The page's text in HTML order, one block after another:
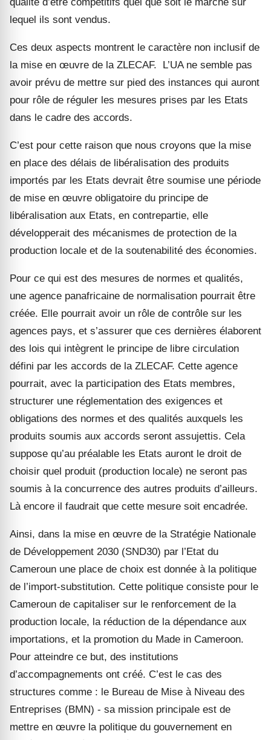
lequel ils sont vendus.
Ces deux aspects montrent le caractère non inclusif de
la mise en œuvre de la ZLECAF. L’UA ne semble pas
avoir prévu de mettre sur pied des instances qui auront
pour rôle de réguler les mesures prises par les Etats
dans le cadre des accords.
C’est pour cette raison que nous croyons que la mise
en place des délais de libéralisation des produits
importés par les Etats devrait être soumise une période
de mise en œuvre obligatoire du principe de
libéralisation aux Etats, en contrepartie, elle
développerait des mécanismes de protection de la
production locale et de la soutenabilité des économies.
Pour ce qui est des mesures de normes et qualités,
une agence panafricaine de normalisation pourrait être
créée. Elle pourrait avoir un rôle de contrôle sur les
agences pays, et s’assurer que ces dernières élaborent
des lois qui intègrent le principe de libre circulation
défini par les accords de la ZLECAF. Cette agence
pourrait, avec la participation des Etats membres,
structurer une réglementation des exigences et
obligations des normes et des qualités auxquels les
produits soumis aux accords seront assujettis. Cela
suppose qu’au préalable les Etats auront le droit de
choisir quel produit (production locale) ne seront pas
soumis à la concurrence des autres produits d’ailleurs.
Là encore il faudrait que cette mesure soit encadrée.
Ainsi, dans la mise en œuvre de la Stratégie Nationale
de Développement 2030 (SND30) par l’Etat du
Cameroun une place de choix est donnée à la politique
de l’import-substitution. Cette politique consiste pour le
Cameroun de capitaliser sur le renforcement de la
production locale, la réduction de la dépendance aux
importations, et la promotion du Made in Cameroon.
Pour atteindre ce but, des institutions
d’accompagnements ont créé. C’est le cas des
structures comme : le Bureau de Mise à Niveau des
Entreprises (BMN) - sa mission principale est de
mettre en œuvre la politique du gouvernement en